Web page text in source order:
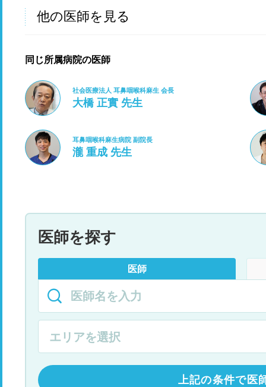
他の医師を見る
同じ所属病院の医師
社会医療法人 耳鼻咽喉科麻生 会長
大橋 正實 先生
耳鼻咽喉科麻生病院 副院長
瀧 重成 先生
医師を探す
医師
上記の条件で医